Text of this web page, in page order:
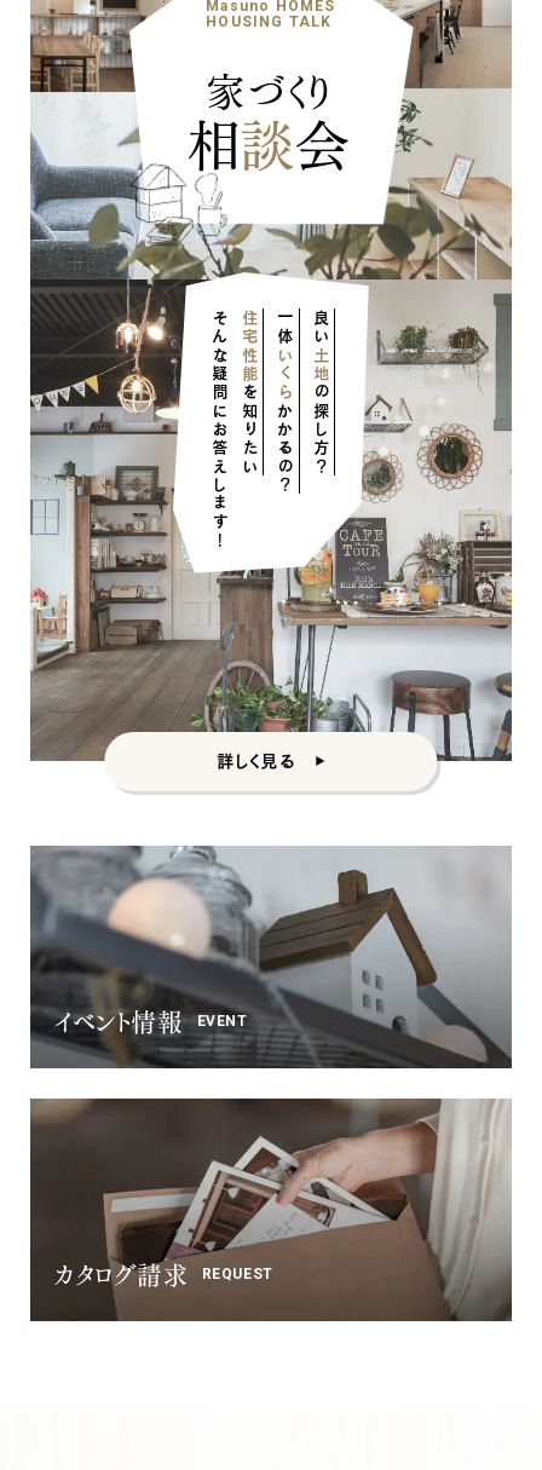
ナチュラル
ナチュラル
カントリー
ヴィンテージ
Masuno HOMES
HOUSING TALK
家づくり
相談会
住宅性能
を知りたい
一体
いくら
かかるの？
良い
土地
の探し方？
そんな疑問にお答えします！
詳しく見る
イベント情報 EVENT
カタログ請求 REQUEST